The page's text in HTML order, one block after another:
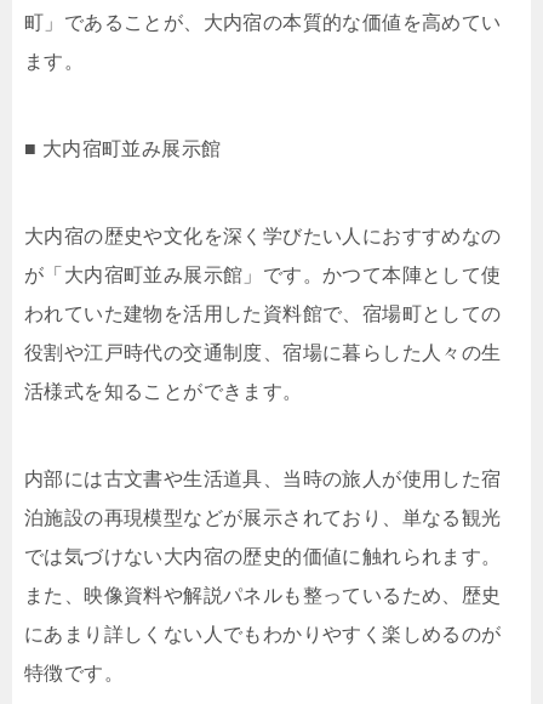
町」であることが、大内宿の本質的な価値を高めてい
ます。
■ 大内宿町並み展示館
大内宿の歴史や文化を深く学びたい人におすすめなの
が「大内宿町並み展示館」です。かつて本陣として使
われていた建物を活用した資料館で、宿場町としての
役割や江戸時代の交通制度、宿場に暮らした人々の生
活様式を知ることができます。
内部には古文書や生活道具、当時の旅人が使用した宿
泊施設の再現模型などが展示されており、単なる観光
では気づけない大内宿の歴史的価値に触れられます。
また、映像資料や解説パネルも整っているため、歴史
にあまり詳しくない人でもわかりやすく楽しめるのが
特徴です。